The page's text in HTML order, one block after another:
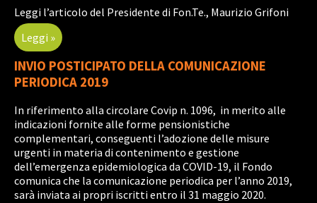
Leggi l’articolo del Presidente di Fon.Te., Maurizio Grifoni
Leggi »
INVIO POSTICIPATO DELLA COMUNICAZIONE
PERIODICA 2019
In riferimento alla circolare Covip n. 1096, in merito alle
indicazioni fornite alle forme pensionistiche
complementari, conseguenti l’adozione delle misure
urgenti in materia di contenimento e gestione
dell’emergenza epidemiologica da COVID-19, il Fondo
comunica che la comunicazione periodica per l’anno 2019,
sarà inviata ai propri iscritti entro il 31 maggio 2020.